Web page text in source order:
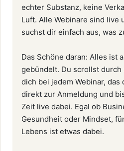
echter Substanz, keine
Luft. Alle Webinare sind live
suchst dir einfach aus, was
Das Schöne daran: Alles ist
gebündelt. Du scrollst durch
dich bei jedem Webinar,
direkt zur Anmeldung und
Zeit live dabei. Egal ob
Gesundheit oder Mindset,
Lebens ist etwas dabei.